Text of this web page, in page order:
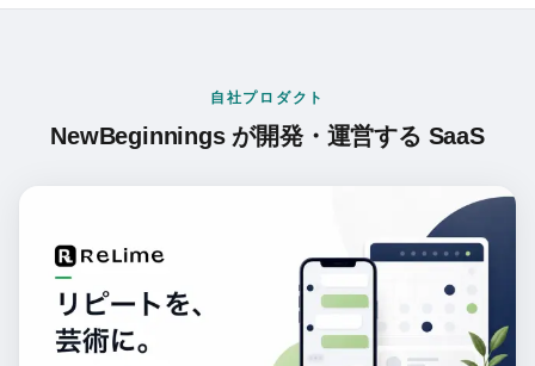
自社プロダクト
NewBeginnings が開発・運営する SaaS